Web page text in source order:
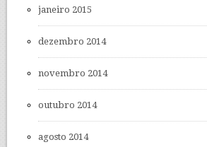
janeiro 2015
dezembro 2014
novembro 2014
outubro 2014
agosto 2014